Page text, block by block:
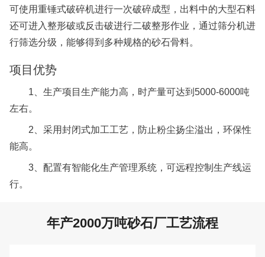
可使用重锤式破碎机进行一次破碎成型，出料中的大型石料
还可进入整形破或反击破进行二破整形作业，通过筛分机进
行筛选分级，能够得到多种规格的砂石骨料。
项目优势
1、生产项目生产能力高，时产量可达到5000-6000吨
左右。
2、采用封闭式加工工艺，防止粉尘扬尘溢出，环保性
能高。
3、配置有智能化生产管理系统，可远程控制生产线运
行。
年产2000万吨砂石厂工艺流程